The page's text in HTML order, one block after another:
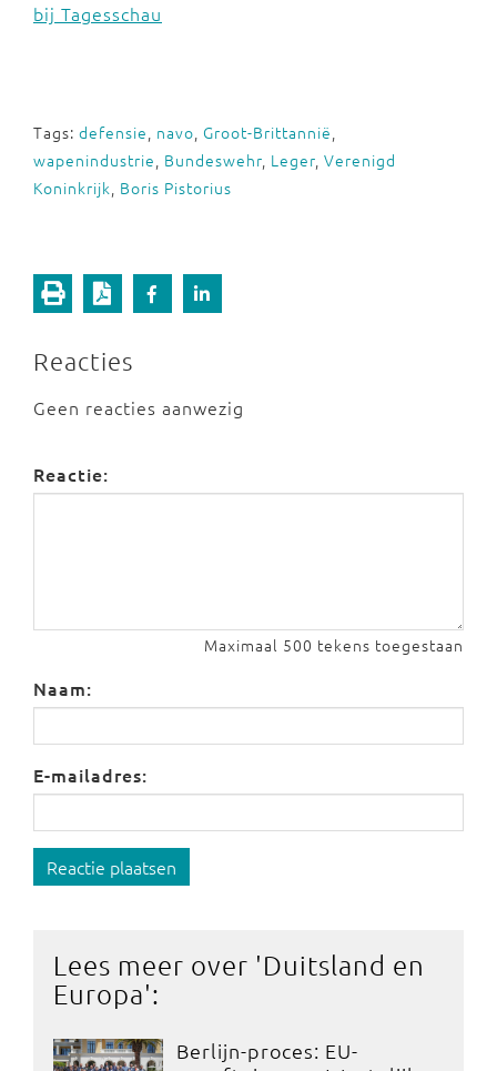
bij Tagesschau
Tags: defensie, navo, Groot-Brittannië,
wapenindustrie, Bundeswehr, Leger, Verenigd
Koninkrijk, Boris Pistorius
Reacties
Geen reacties aanwezig
Reactie:
Maximaal 500 tekens toegestaan
Naam:
E-mailadres:
Reactie plaatsen
Lees meer over 'Duitsland en
Europa':
Berlijn-proces: EU-